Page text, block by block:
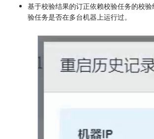
基于校验结果的订正依赖校验任务的校
验任务是否在多台机器上运行过。